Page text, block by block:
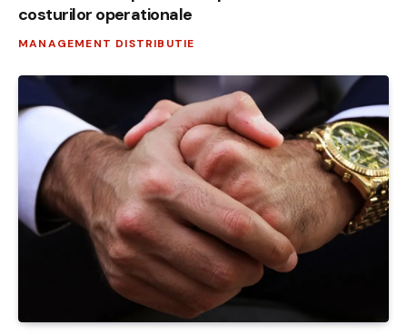
costurilor operationale
MANAGEMENT DISTRIBUTIE